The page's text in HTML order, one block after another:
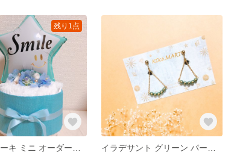
残り1点